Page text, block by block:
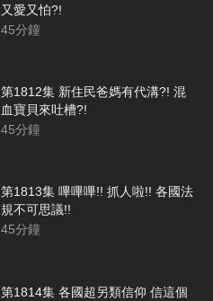
又愛又怕?!
45分鐘
第1812集 新住民爸媽有代溝?! 混
血寶貝來吐槽?!
45分鐘
第1813集 嗶嗶嗶!! 抓人啦!! 各國法
規不可思議!!
45分鐘
第1814集 各國超另類信仰 信這個